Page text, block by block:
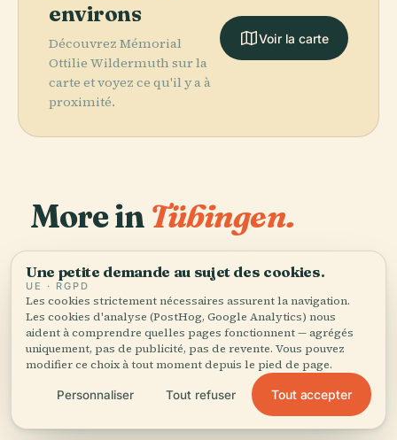
environs
Découvrez Mémorial
Ottilie Wildermuth sur la
carte et voyez ce qu'il y a à
proximité.
Voir la carte
More in Tübingen.
24 lieux à découvrir — quelques-uns à associer.
PLACE
Landestheater
Tübingen
PLACE
Église Saint-
PLACE
Zimmertheater
Tübingen
PLACE
Theologicus
Tous les 24 lieux de Tübingen
Une petite demande au sujet des cookies.
UE · RGPD
Les cookies strictement nécessaires assurent la navigation.
Les cookies d'analyse (PostHog, Google Analytics) nous
aident à comprendre quelles pages fonctionnent — agrégés
uniquement, pas de publicité, pas de revente. Vous pouvez
modifier ce choix à tout moment depuis le pied de page.
Personnaliser Tout refuser Tout accepter